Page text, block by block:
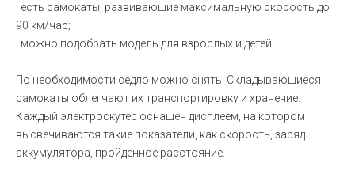
· есть самокаты, развивающие максимальную скорость до
90 км/час;
· можно подобрать модель для взрослых и детей.
По необходимости седло можно снять. Складывающиеся
самокаты облегчают их транспортировку и хранение.
Каждый электроскутер оснащён дисплеем, на котором
высвечиваются такие показатели, как скорость, заряд
аккумулятора, пройденное расстояние.